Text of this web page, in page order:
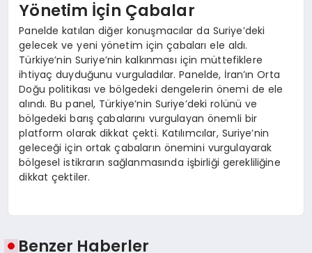
Yönetim İçin Çabalar
Panelde katılan diğer konuşmacılar da Suriye’deki
gelecek ve yeni yönetim için çabaları ele aldı.
Türkiye’nin Suriye’nin kalkınması için müttefiklere
ihtiyaç duyduğunu vurguladılar. Panelde, İran’ın Orta
Doğu politikası ve bölgedeki dengelerin önemi de ele
alındı. Bu panel, Türkiye’nin Suriye’deki rolünü ve
bölgedeki barış çabalarını vurgulayan önemli bir
platform olarak dikkat çekti. Katılımcılar, Suriye’nin
geleceği için ortak çabaların önemini vurgulayarak
bölgesel istikrarın sağlanmasında işbirliği gerekliliğine
dikkat çektiler.
Benzer Haberler